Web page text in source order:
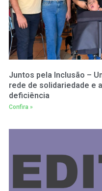
Juntos pela Inclusão –
rede de solidariedade e
deficiência
Confira »